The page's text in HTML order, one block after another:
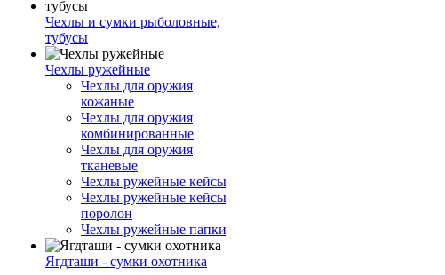
Чехлы и сумки рыболовные,
тубусы
Чехлы ружейные
Чехлы для оружия
кожаные
Чехлы для оружия
комбинированные
Чехлы для оружия
тканевые
Чехлы ружейные кейсы
Чехлы ружейные кейсы
поролон
Чехлы ружейные папки
Ягдташи - сумки охотника